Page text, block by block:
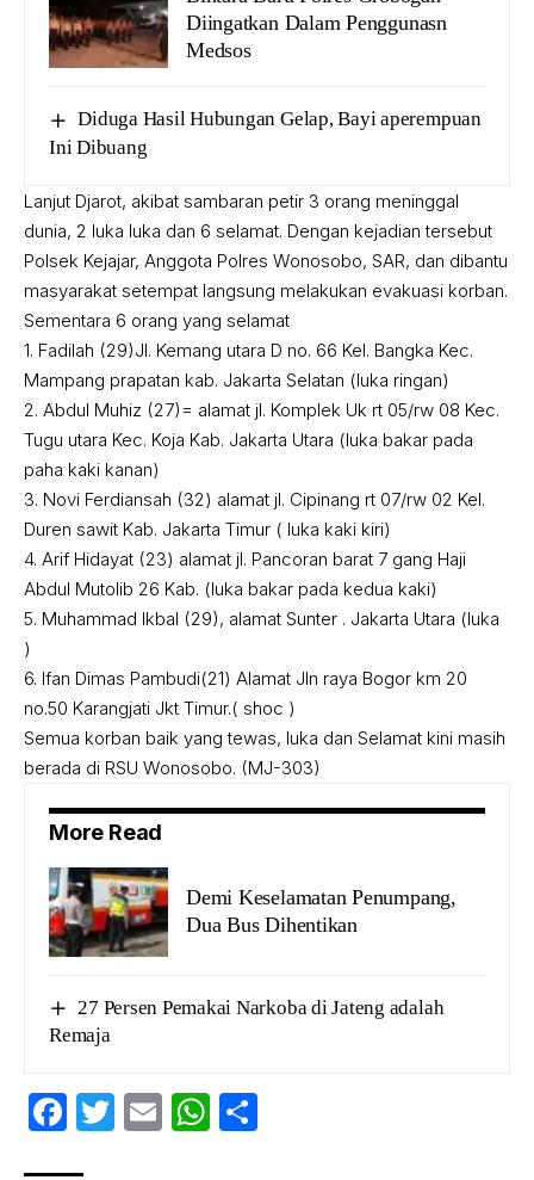
Diingatkan Dalam Penggunasn
Medsos
Diduga Hasil Hubungan Gelap, Bayi aperempuan
Ini Dibuang
Lanjut Djarot, akibat sambaran petir 3 orang meninggal
dunia, 2 luka luka dan 6 selamat. Dengan kejadian tersebut
Polsek Kejajar, Anggota Polres Wonosobo, SAR, dan dibantu
masyarakat setempat langsung melakukan evakuasi korban.
Sementara 6 orang yang selamat
1. Fadilah (29)Jl. Kemang utara D no. 66 Kel. Bangka Kec.
Mampang prapatan kab. Jakarta Selatan (luka ringan)
2. Abdul Muhiz (27)= alamat jl. Komplek Uk rt 05/rw 08 Kec.
Tugu utara Kec. Koja Kab. Jakarta Utara (luka bakar pada
paha kaki kanan)
3. Novi Ferdiansah (32) alamat jl. Cipinang rt 07/rw 02 Kel.
Duren sawit Kab. Jakarta Timur ( luka kaki kiri)
4. Arif Hidayat (23) alamat jl. Pancoran barat 7 gang Haji
Abdul Mutolib 26 Kab. (luka bakar pada kedua kaki)
5. Muhammad Ikbal (29), alamat Sunter . Jakarta Utara (luka
)
6. Ifan Dimas Pambudi(21) Alamat Jln raya Bogor km 20
no.50 Karangjati Jkt Timur.( shoc )
Semua korban baik yang tewas, luka dan Selamat kini masih
berada di RSU Wonosobo. (MJ-303)
More Read
Demi Keselamatan Penumpang,
Dua Bus Dihentikan
27 Persen Pemakai Narkoba di Jateng adalah
Remaja
Facebook
Twitter
EmailWhatsApp